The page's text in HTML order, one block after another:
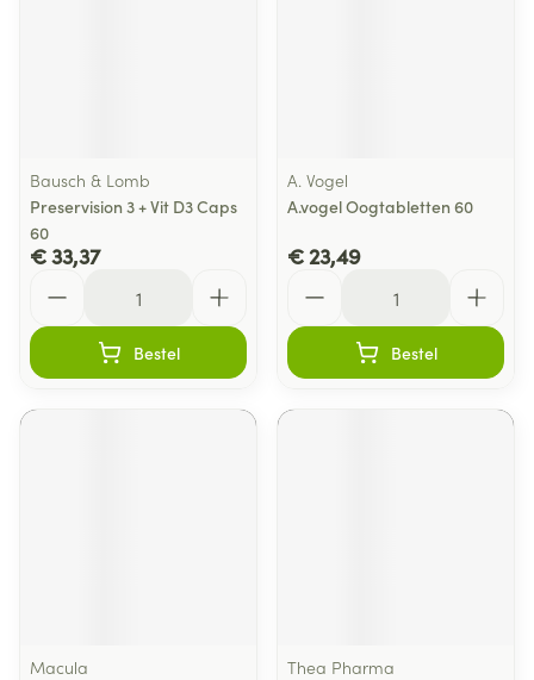
Bausch & Lomb
Preservision 3 + Vit D3 Caps
60
€ 33,37
Bestel
A. Vogel
A.vogel Oogtabletten 60
€ 23,49
Bestel
Macula
Thea Pharma